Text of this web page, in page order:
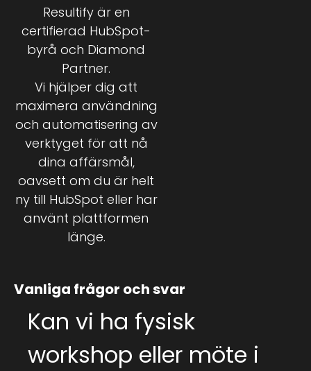
Resultify är en
certifierad HubSpot-
byrå och Diamond
Partner.
Vi hjälper dig att
maximera användning
och automatisering av
verktyget för att nå
dina affärsmål,
oavsett om du är helt
ny till HubSpot eller har
använt plattformen
länge.
Vanliga frågor och svar
Kan vi ha fysisk
workshop eller möte i